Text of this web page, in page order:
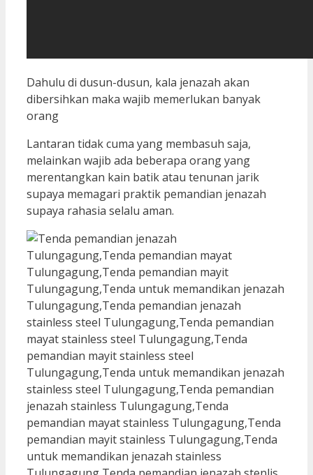
Dahulu di dusun-dusun, kala jenazah akan
dibersihkan maka wajib memerlukan banyak
orang
Lantaran tidak cuma yang membasuh saja,
melainkan wajib ada beberapa orang yang
merentangkan kain batik atau tenunan jarik
supaya memagari praktik pemandian jenazah
supaya rahasia selalu aman.